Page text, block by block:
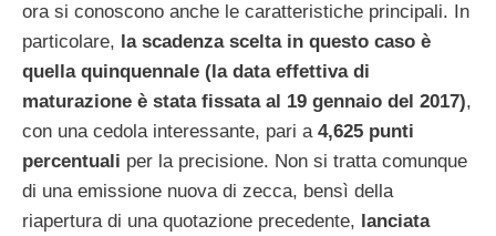
ora si conoscono anche le caratteristiche principali. In
particolare, la scadenza scelta in questo caso è
quella quinquennale (la data effettiva di
maturazione è stata fissata al 19 gennaio del 2017),
con una cedola interessante, pari a 4,625 punti
percentuali per la precisione. Non si tratta comunque
di una emissione nuova di zecca, bensì della
riapertura di una quotazione precedente, lanciata